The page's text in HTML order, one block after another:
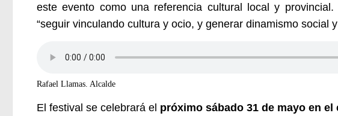
este evento como una referencia cultural local y
“seguir vinculando cultura y ocio, y generar dinamismo social
Rafael Llamas. Alcalde
El festival se celebrará el próximo sábado 31 de mayo en